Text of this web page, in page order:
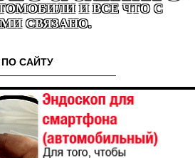
И ВСЕ ЧТО С
СВЯЗАНО.